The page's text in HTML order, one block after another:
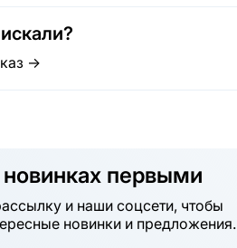
→
новинках первыми
и наши соцсети, чтобы
новинки и предложения.